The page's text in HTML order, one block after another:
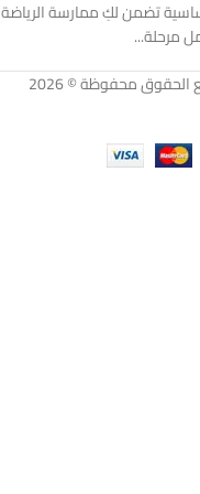
تضمن لكِ ممارسة الرياضة
مرحلة...
الحقوق محفوظة © 2026